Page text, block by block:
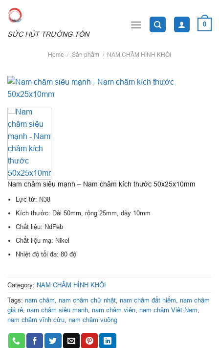
Skip
content
SỨC HÚT TRƯỜNG TỒN
0
Home / Sản phẩm / NAM CHÂM HÌNH KHỐI
Nam châm siêu mạnh – Nam châm kích thước 50x25x10mm
Lực từ: N38
Kích thước: Dài 50mm, rộng 25mm, dày 10mm
Chất liệu: NdFeb
Chất liệu mạ: Nikel
Nhiệt độ tối đa: 80 độ
Category: NAM CHÂM HÌNH KHỐI
Tags: nam châm nam châm chữ nhật nam châm đất hiếm nam châm
giá rẻ nam châm siêu mạnh nam châm viên nam châm Việt Nam
nam châm vĩnh cửu nam châm vuông